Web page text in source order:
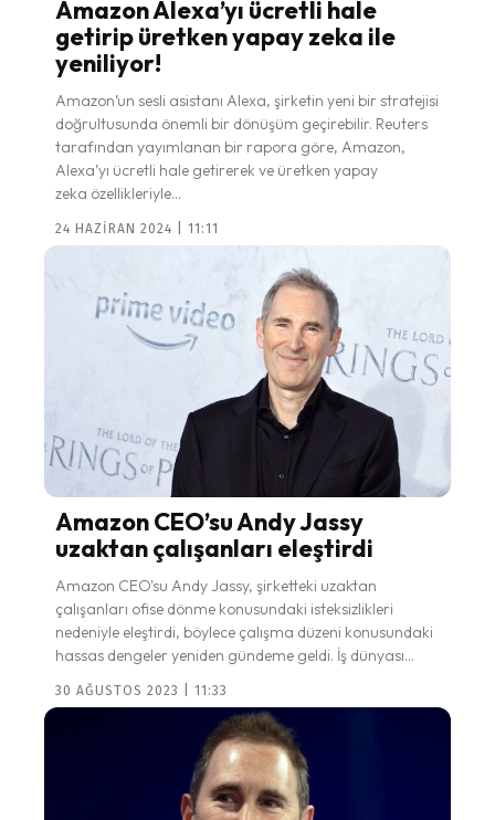
Amazon Alexa’yı ücretli hale
getirip üretken yapay zeka ile
yeniliyor!
Amazon’un sesli asistanı Alexa, şirketin yeni bir stratejisi
doğrultusunda önemli bir dönüşüm geçirebilir. Reuters
tarafından yayımlanan bir rapora göre, Amazon,
Alexa’yı ücretli hale getirerek ve üretken yapay
zeka özellikleriyle...
24 HAZIRAN 2024 | 11:11
Amazon CEO’su Andy Jassy
uzaktan çalışanları eleştirdi
Amazon CEO'su Andy Jassy, şirketteki uzaktan
çalışanları ofise dönme konusundaki isteksizlikleri
nedeniyle eleştirdi, böylece çalışma düzeni konusundaki
hassas dengeler yeniden gündeme geldi. İş dünyası...
30 AĞUSTOS 2023 | 11:33